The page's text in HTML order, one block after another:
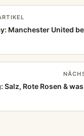
Manchester United
Salz, Rote Rosen &